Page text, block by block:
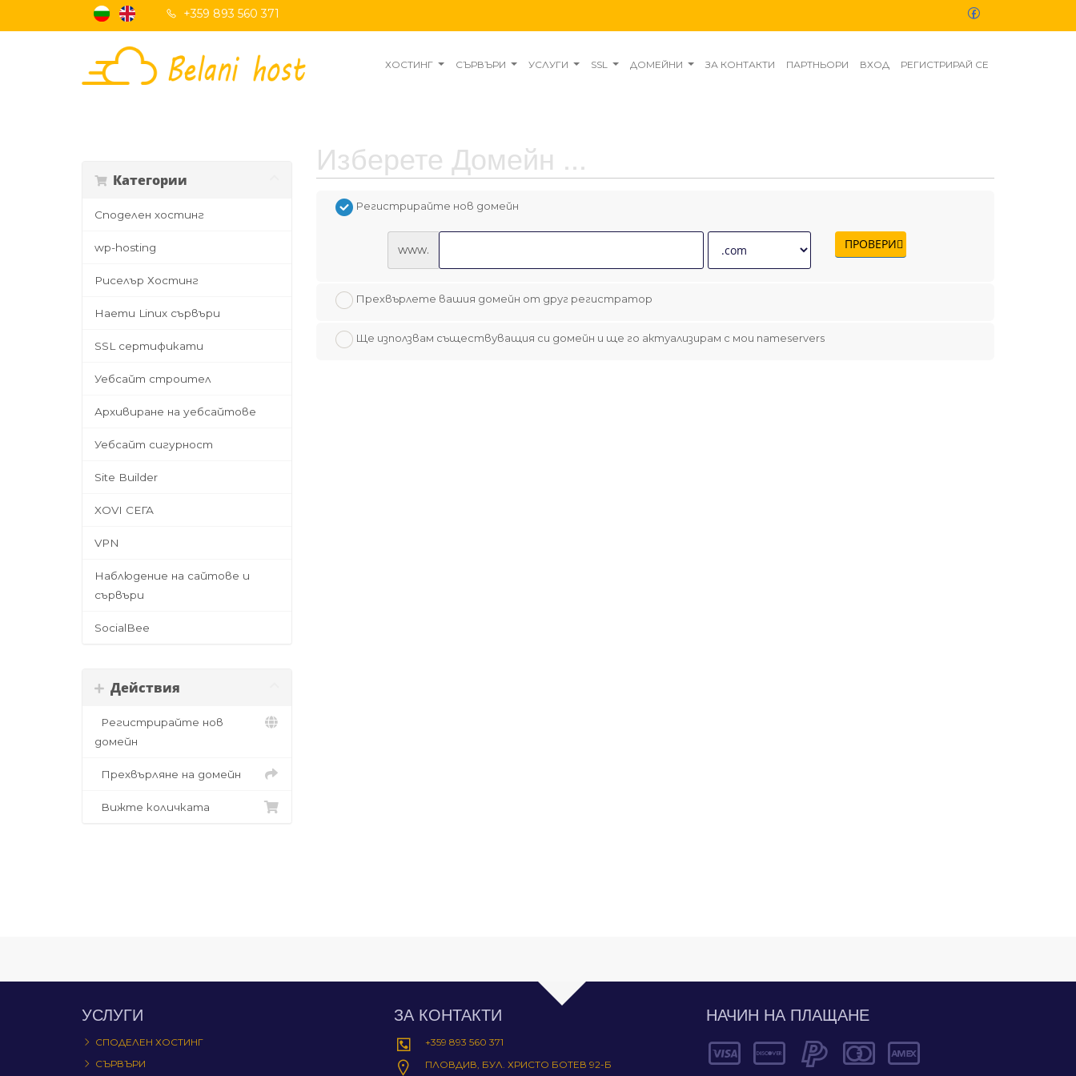
+359 893 560 371
ХОСТИНГ СЪРВЪРИ УСЛУГИ SSL ДОМЕЙНИ ЗА КОНТАКТИ ПАРТНЬОРИ ВХОД РЕГИСТРИРАЙ СЕ
Категории
Споделен хостинг
wp-hosting
Риселър Хостинг
Наети Linux сървъри
SSL сертификати
Уебсайт строител
Архивиране на уебсайтове
Уебсайт сигурност
Site Builder
XOVI СЕГА
VPN
Наблюдение на сайтове и
сървъри
SocialBee
Действия
Регистрирайте нов
домейн
Прехвърляне на домейн
Вижте количката
Изберете Домейн ...
Регистрирайте нов домейн
www. ПРОВЕРИ
Прехвърлете вашия домейн от друг регистратор
Ще използвам съществуващия си домейн и ще го актуализирам с мои nameservers
УСЛУГИ
СПОДЕЛЕН ХОСТИНГ
СЪРВЪРИ
ЗА КОНТАКТИ
+359 893 560 371
ПЛОВДИВ, БУЛ. ХРИСТО БОТЕВ 92-Б
НАЧИН НА ПЛАЩАНЕ